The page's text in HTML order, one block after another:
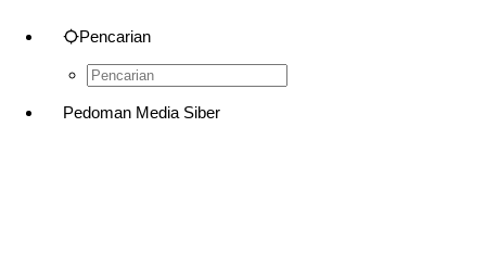
Pencarian
Pedoman Media Siber